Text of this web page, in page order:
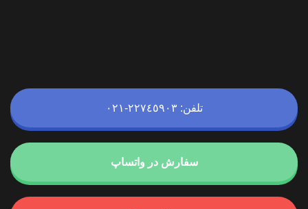
تلفن: ۲۲۷٤٥٩٠٣-٠٢١
سفارش در واتساپ